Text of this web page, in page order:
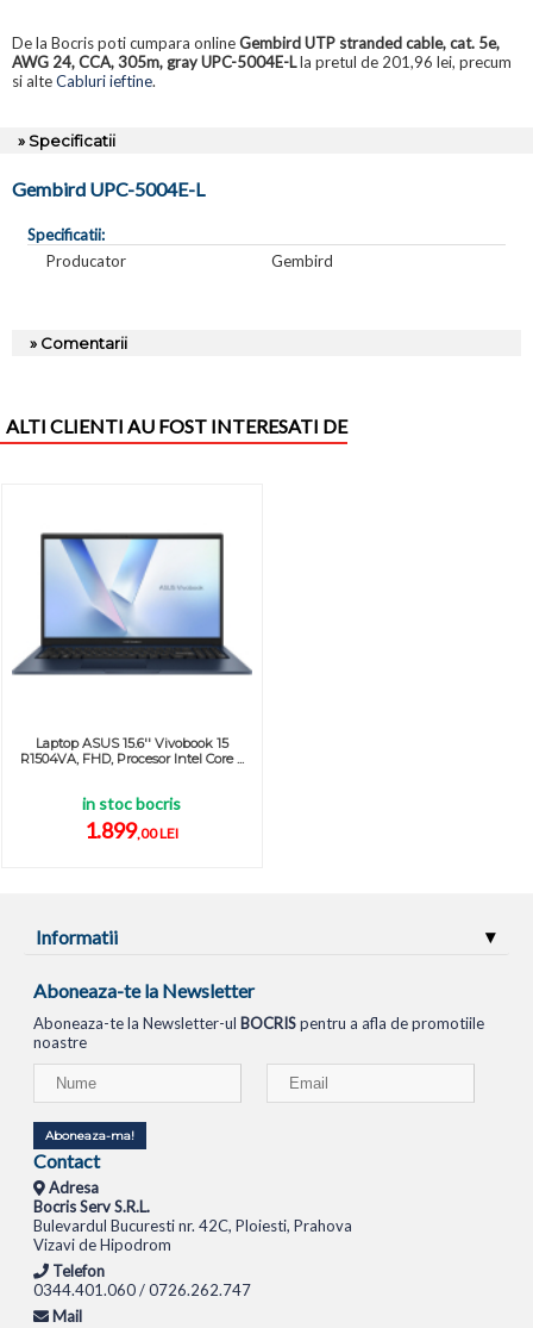
De la Bocris poti cumpara onlineGembird UTP stranded cable, cat. 5e,
AWG 24, CCA, 305m, gray UPC-5004E-Lla pretul de 201,96 lei, precum
si alteCabluri ieftine.
» Specificatii
Gembird UPC-5004E-L
Specificatii:
Producator
Gembird
» Comentarii
ALTI CLIENTI AU FOST INTERESATI DE
Laptop ASUS 15.6'' Vivobook 15
R1504VA, FHD, Procesor Intel Core ...
in stoc bocris
1.899,00 LEI
Informatii
Aboneaza-te la Newsletter
Aboneaza-te la Newsletter-ul BOCRISpentru a afla de promotiile
noastre
Aboneaza-ma!
Contact
Adresa
Bocris Serv S.R.L.
Bulevardul Bucuresti nr. 42C, Ploiesti, Prahova
Vizavi de Hipodrom
Telefon
0344.401.060 / 0726.262.747
Mail